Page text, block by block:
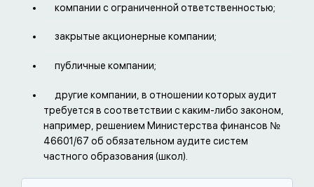
компании с ограниченной ответственностью;
закрытые акционерные компании;
публичные компании;
другие компании, в отношении которых аудит
требуется в соответствии с каким-либо законом,
например, решением Министерства финансов №
46601/67 об обязательном аудите систем
частного образования (школ).